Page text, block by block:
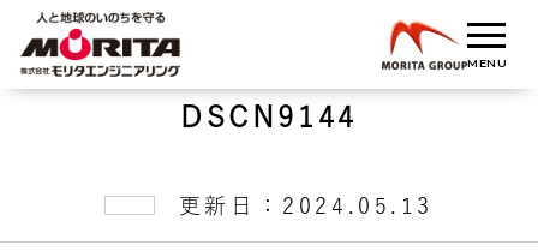
DSCN9144
更新日：2024.05.13